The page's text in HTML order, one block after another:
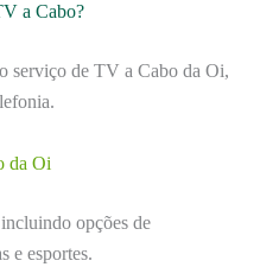
a Cabo?
serviço de TV a Cabo da Oi,
da Oi
opções de
e esportes.